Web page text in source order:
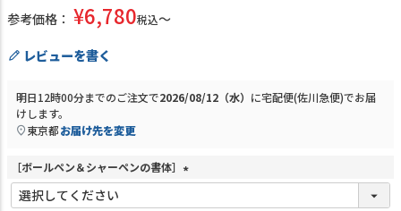
参考価格： ¥6,780税込
レビューを書く
明日12時00分までのご注文で2026/08/12（水） に宅配便(佐川急便)でお届
けします。
東京都お届け先を変更
［ボールペン＆シャーペンの書体］
(